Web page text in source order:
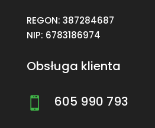
REGON: 387284687
NIP: 6783186974
Obsługa klienta
 605 990 793